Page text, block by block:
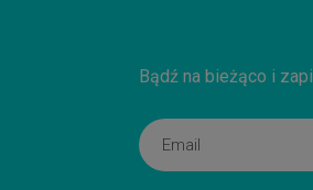
Bądź na bieżąco i